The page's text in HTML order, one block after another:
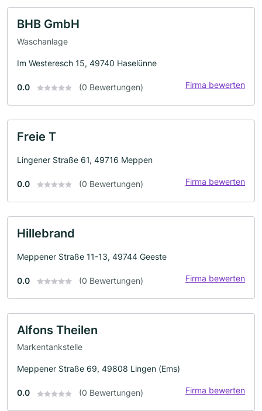
BHB GmbH
Waschanlage
Im Westeresch 15, 49740 Haselünne
0.0 (0 Bewertungen) Firma bewerten
Freie T
Lingener Straße 61, 49716 Meppen
0.0 (0 Bewertungen) Firma bewerten
Hillebrand
Meppener Straße 11-13, 49744 Geeste
0.0 (0 Bewertungen) Firma bewerten
Alfons Theilen
Markentankstelle
Meppener Straße 69, 49808 Lingen (Ems)
0.0 (0 Bewertungen) Firma bewerten